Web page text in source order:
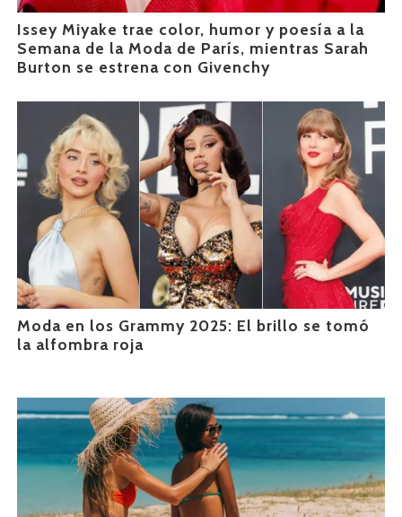
Issey Miyake trae color, humor y poesía a la
Semana de la Moda de París, mientras Sarah
Burton se estrena con Givenchy
Moda en los Grammy 2025: El brillo se tomó
la alfombra roja